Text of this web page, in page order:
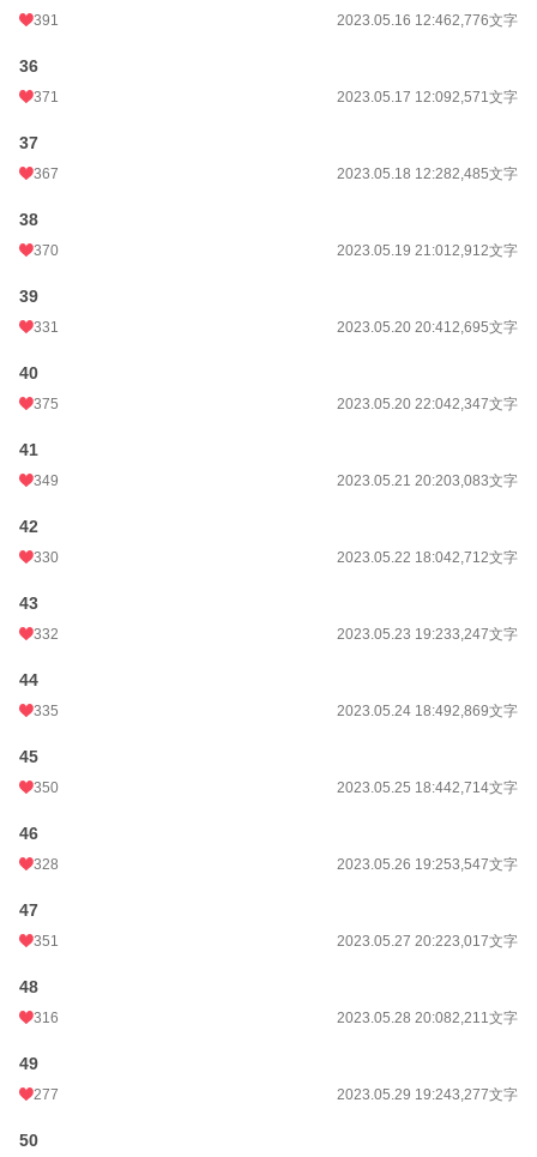
391 2023.05.16 12:462,776文字
36
371 2023.05.17 12:092,571文字
37
367 2023.05.18 12:282,485文字
38
370 2023.05.19 21:012,912文字
39
331 2023.05.20 20:412,695文字
40
375 2023.05.20 22:042,347文字
41
349 2023.05.21 20:203,083文字
42
330 2023.05.22 18:042,712文字
43
332 2023.05.23 19:233,247文字
44
335 2023.05.24 18:492,869文字
45
350 2023.05.25 18:442,714文字
46
328 2023.05.26 19:253,547文字
47
351 2023.05.27 20:223,017文字
48
316 2023.05.28 20:082,211文字
49
277 2023.05.29 19:243,277文字
50